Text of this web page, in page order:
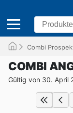
Combi
COMBI
Gültig von 30. April